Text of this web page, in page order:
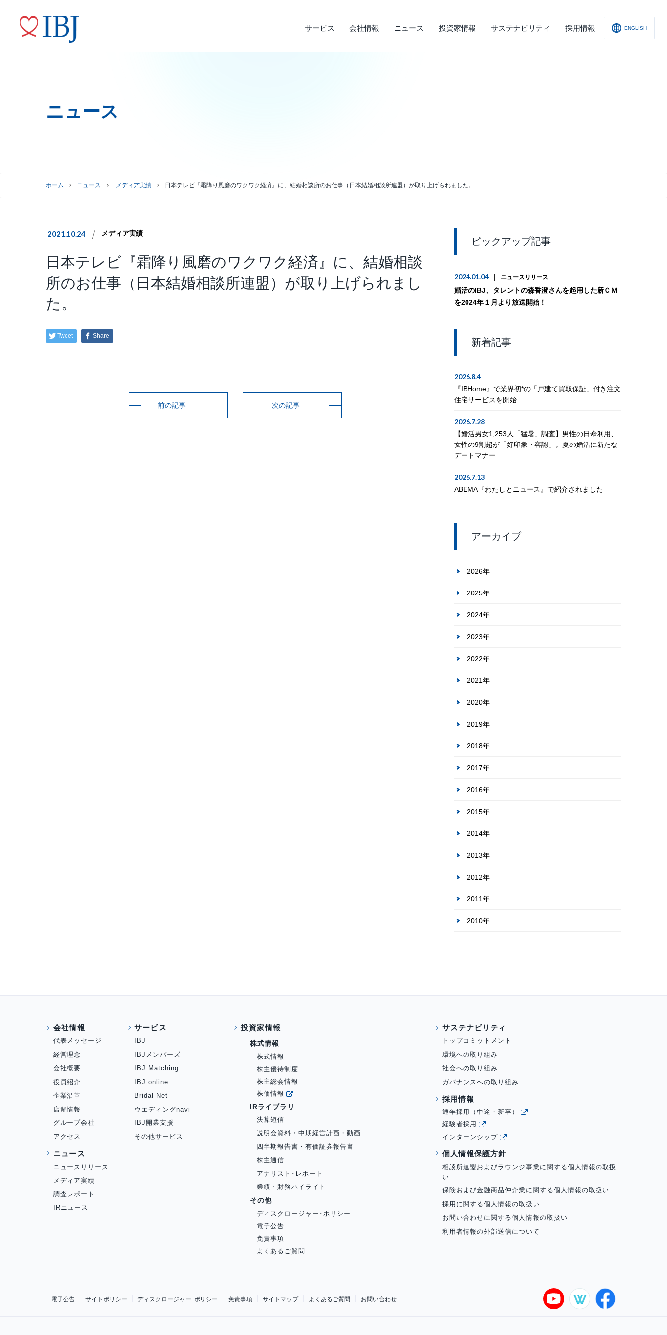
サービス
婚活サービス
会社情報
代表メッセージ
ニュース
ニュースリリース
投資家情報
株式情報
株主総会情報 四半期報告書・有価証券報告書 免責事項
サステナビリティ
トップコミットメント
採用情報 ENGLISH
ニュース
ホーム ニュース メディア実績 日本テレビ『霜降り風磨のワクワク経済』に、結婚相談所のお仕事（日本結婚相談所連盟）が取り上げられました。
2021.10.24 メディア実績
日本テレビ『霜降り風磨のワクワク経済』に、結婚相談
所のお仕事（日本結婚相談所連盟）が取り上げられまし
た。
Tweet Share
前の記事 次の記事
ピックアップ記事
2024.01.04 ニュースリリース
婚活のIBJ、タレントの森香澄さんを起用した新ＣＭ
を2024年１月より放送開始！
新着記事
2026.8.4
『IBHome』で業界初*の「戸建て買取保証」付き注文
住宅サービスを開始
2026.7.28
【婚活男女1,253人「猛暑」調査】男性の日傘利用、
女性の9割超が「好印象・容認」。夏の婚活に新たな
デートマナー
2026.7.13
ABEMA『わたしとニュース』で紹介されました
アーカイブ
2026年
2025年
2024年
2023年
2022年
2021年
2020年
2019年
2018年
2017年
2016年
2015年
2014年
2013年
2012年
2011年
2010年
会社情報
代表メッセージ
経営理念
会社概要
役員紹介
企業沿革
店舗情報
グループ会社
アクセス
ニュース
ニュースリリース
メディア実績
調査レポート
IRニュース
サービス
IBJ
IBJメンバーズ
IBJ Matching
IBJ online
Bridal Net
ウエディングnavi
IBJ開業支援
その他サービス
投資家情報
株式情報
株式情報
株主優待制度
株主総会情報
株価情報
IRライブラリ
決算短信
説明会資料・中期経営計画・動画
四半期報告書・有価証券報告書
株主通信
アナリスト･レポート
業績・財務ハイライト
その他
ディスクロージャー･ポリシー
電子公告
免責事項
よくあるご質問
サステナビリティ
トップコミットメント
環境への取り組み
社会への取り組み
ガバナンスへの取り組み
採用情報
通年採用（中途・新卒）
経験者採用
インターンシップ
個人情報保護方針
相談所連盟およびラウンジ事業に関する個人情報の取扱
い
保険および金融商品仲介業に関する個人情報の取扱い
採用に関する個人情報の取扱い
お問い合わせに関する個人情報の取扱い
利用者情報の外部送信について
電子公告 サイトポリシー ディスクロージャー･ポリシー 免責事項 サイトマップ よくあるご質問 お問い合わせ